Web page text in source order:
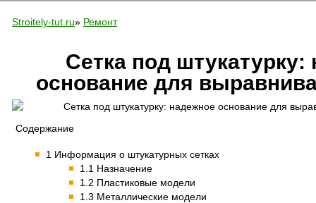
Stroitely-tut.ru» Ремонт
Сетка под штукатурку:
основание для
Содержание
1 Информация о штукатурных сетках
1.1 Назначение
1.2 Пластиковые модели
1.3 Металлические модели